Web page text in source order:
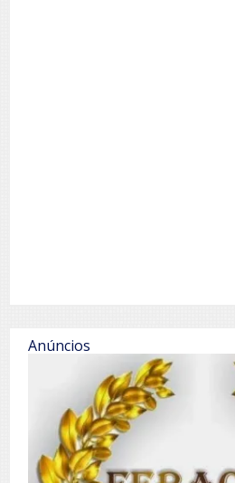
Anúncios